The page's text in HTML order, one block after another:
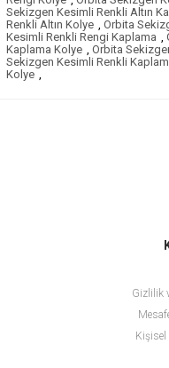
Sekizgen Kesimli Renkli Altın
Renkli Altın Kolye , Orbita
Kesimli Renkli Rengi Kaplama ,
Kaplama Kolye , Orbita
Sekizgen Kesimli Renkli
Kolye ,
Gizlilik
Kişisel